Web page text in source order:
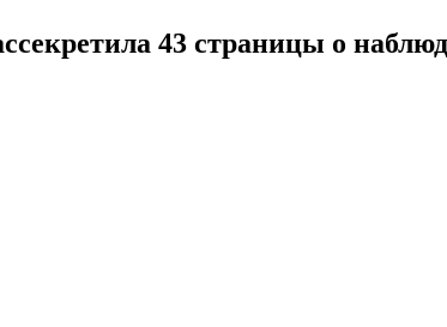
43 страницы о